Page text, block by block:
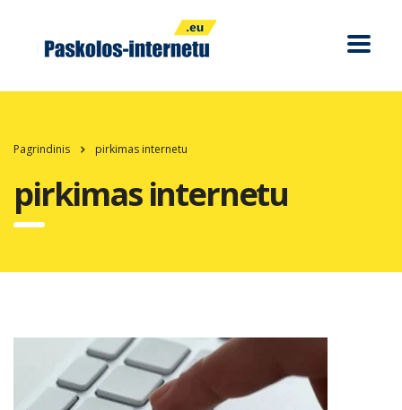
Pagrindinis pirkimas internetu
pirkimas internetu